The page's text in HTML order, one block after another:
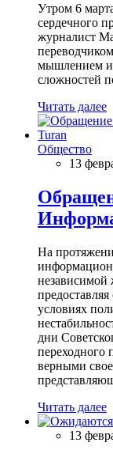
Утром 6
сердечного
журналист
мышлением и
сложностей
Читать далее
Общество
13
На
независимой
условиях
дни
переходного
верными
Читать далее
13